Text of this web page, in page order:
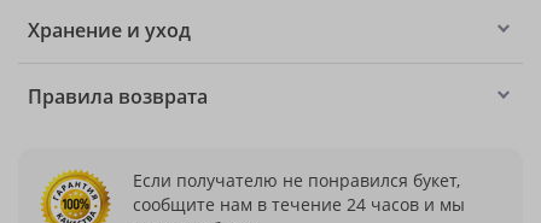
Хранение и уход
Правила возврата
Если получателю не понравился букет,
сообщите нам в течение 24 часов и мы